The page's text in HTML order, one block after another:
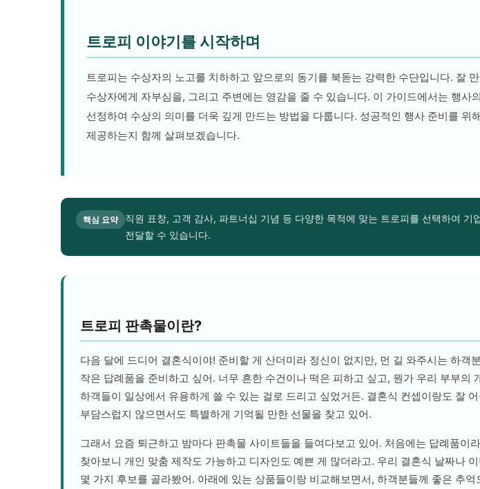
트로피 이야기를 시작하며
트로피는 수상자의 노고를 치하하고 앞으로의 동기를 북돋는 강력한 수단입니다. 잘
수상자에게 자부심을, 그리고 주변에는 영감을 줄 수 있습니다. 이 가이드에서는 행사
선정하여 수상의 의미를 더욱 깊게 만드는 방법을 다룹니다. 성공적인 행사 준비를 위
제공하는지 함께 살펴보겠습니다.
핵심 요약
직원 표창, 고객 감사, 파트너십 기념 등 다양한 목적에 맞는 트로피를 선택하여 기
전달할 수 있습니다.
트로피 판촉물이란?
다음 달에 드디어 결혼식이야! 준비할 게 산더미라 정신이 없지만, 먼 길 와주시는 하객
작은 답례품을 준비하고 싶어. 너무 흔한 수건이나 떡은 피하고 싶고, 뭔가 우리 부부의
하객들이 일상에서 유용하게 쓸 수 있는 걸로 드리고 싶었거든. 결혼식 컨셉이랑도 잘
부담스럽지 않으면서도 특별하게 기억될 만한 선물을 찾고 있어.
그래서 요즘 퇴근하고 밤마다 판촉물 사이트들을 들여다보고 있어. 처음에는 답례품이
찾아보니 개인 맞춤 제작도 가능하고 디자인도 예쁜 게 많더라고. 우리 결혼식 날짜나
몇 가지 후보를 골라봤어. 아래에 있는 상품들이랑 비교해보면서, 하객분들께 좋은 추